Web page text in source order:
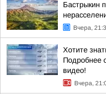
Бастрыкин
Вчера,
Хотите
Подробнее
видео!
Вчера,